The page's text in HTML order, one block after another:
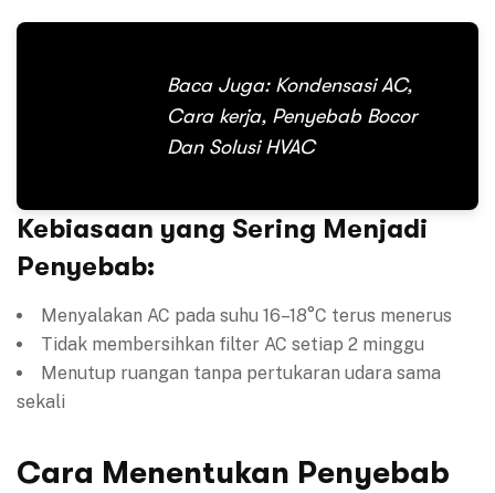
Baca Juga: Kondensasi AC,
Cara kerja, Penyebab Bocor
Dan Solusi HVAC
Kebiasaan yang Sering Menjadi
Penyebab:
Menyalakan AC pada suhu 16–18°C terus menerus
Tidak membersihkan filter AC setiap 2 minggu
Menutup ruangan tanpa pertukaran udara sama
sekali
Cara Menentukan Penyebab